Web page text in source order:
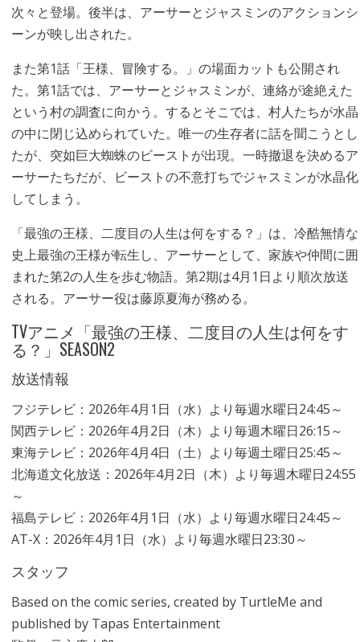
次々と登場。後半は、アーサーとジャスミンのアクションシ
ーンが映し出された。
また第1話「王様、冒険する。」の場面カットも公開され
た。第1話では、アーサーとジャスミンが、連絡が途絶えた
という村の調査に向かう。するとそこでは、村人たちが水晶
の中に閉じ込められていた。唯一の生存者に話を聞こうとし
たが、突如巨大蜘蛛のビーストが出現。一時撤退を決めるア
ーサーたちだが、ビーストの不意打ちでジャスミンが水晶化
してしまう。
「最強の王様、二度目の人生は何をする？」は、冷酷無情な
史上最強の王様が転生し、アーサーとして、家族や仲間に囲
まれた第2の人生を歩む物語。第2期は4月1日より順次放送
される。アーサー役は藤原夏海が務める。
TVアニメ「最強の王様、二度目の人生は何をす
る？」SEASON2
放送情報
フジテレビ：2026年4月1日（水）より毎週水曜日24:45～
関西テレビ：2026年4月2日（木）より毎週木曜日26:15～
東海テレビ：2026年4月4日（土）より毎週土曜日25:45～
北海道文化放送：2026年4月2日（木）より毎週木曜日24:55
～
福島テレビ：2026年4月1日（水）より毎週水曜日24:45～
AT-X：2026年4月1日（水）より毎週水曜日23:30～
スタッフ
Based on the comic series, created by TurtleMe and
published by Tapas Entertainment